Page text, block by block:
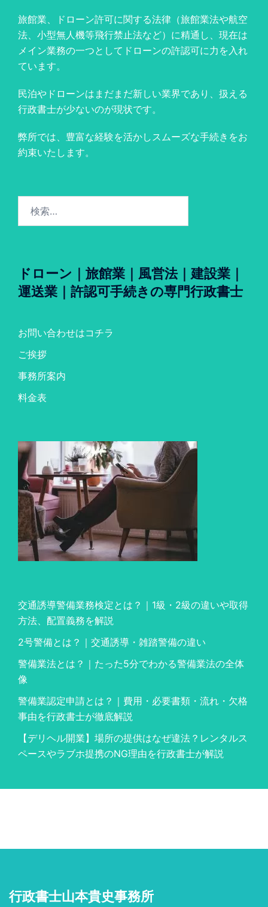
旅館業、ドローン許可に関する法律（旅館業法や航空
法、小型無人機等飛行禁止法など）に精通し、現在は
メイン業務の一つとしてドローンの許認可に力を入れ
ています。
民泊やドローンはまだまだ新しい業界であり、扱える
行政書士が少ないのが現状です。
弊所では、豊富な経験を活かしスムーズな手続きをお
約束いたします。
ドローン｜旅館業｜風営法｜建設業｜
運送業｜許認可手続きの専門行政書士
お問い合わせはコチラ
ご挨拶
事務所案内
料金表
交通誘導警備業務検定とは？｜1級・2級の違いや取得
方法、配置義務を解説
2号警備とは？｜交通誘導・雑踏警備の違い
警備業法とは？｜たった5分でわかる警備業法の全体
像
警備業認定申請とは？｜費用・必要書類・流れ・欠格
事由を行政書士が徹底解説
【デリヘル開業】場所の提供はなぜ違法？レンタルス
ペースやラブホ提携のNG理由を行政書士が解説
行政書士山本貴史事務所